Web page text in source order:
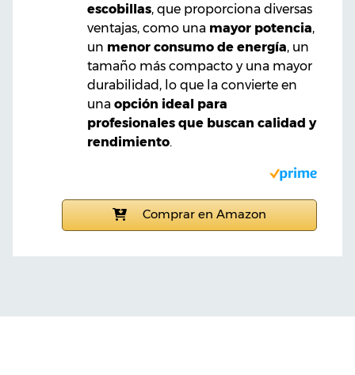
escobillas, que proporciona diversas
ventajas, como una mayor potencia,
un menor consumo de energía, un
tamaño más compacto y una mayor
durabilidad, lo que la convierte en
una opción ideal para
profesionales que buscan calidad y
rendimiento.
Comprar en Amazon